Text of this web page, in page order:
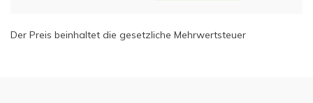
Der Preis beinhaltet die gesetzliche Mehrwertsteuer